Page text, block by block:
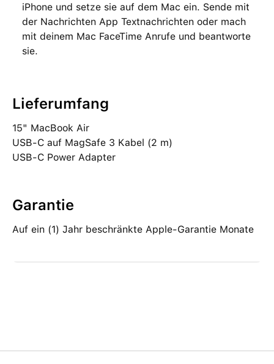
iPhone und setze sie auf dem Mac ein. Sende mit
der Nachrichten App Textnachrichten oder mach
mit deinem Mac FaceTime Anrufe und beantworte
sie.
Lieferumfang
15" MacBook Air
USB‑C auf MagSafe 3 Kabel (2 m)
USB‑C Power Adapter
Garantie
Auf ein (1) Jahr beschränkte Apple-Garantie Monate